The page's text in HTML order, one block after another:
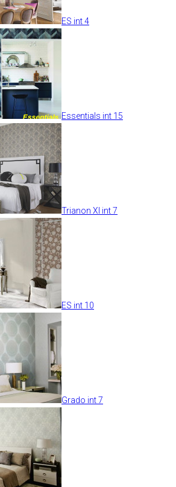
ES int 4
Essentials int 15
Trianon XI int 7
ES int 10
Grado int 7